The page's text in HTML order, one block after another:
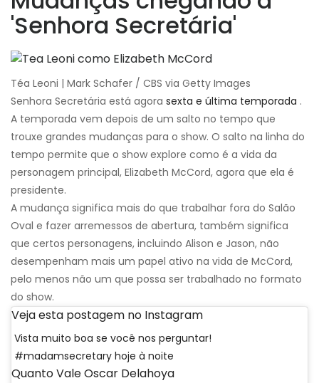
'Senhora Secretária'
Téa Leoni | Mark Schafer / CBS via Getty Images
Senhora Secretária está agora sexta e última temporada .
A temporada vem depois de um salto no tempo que
trouxe grandes mudanças para o show. O salto na linha do
tempo permite que o show explore como é a vida da
personagem principal, Elizabeth McCord, agora que ela é
presidente.
A mudança significa mais do que trabalhar fora do Salão
Oval e fazer arremessos de abertura, também significa
que certos personagens, incluindo Alison e Jason, não
desempenham mais um papel ativo na vida de McCord,
pelo menos não um que possa ser trabalhado no formato
do show.
Veja esta postagem no Instagram
Vista muito boa se você nos perguntar!
#madamsecretary hoje à noite
Quanto Vale Oscar Delahoya